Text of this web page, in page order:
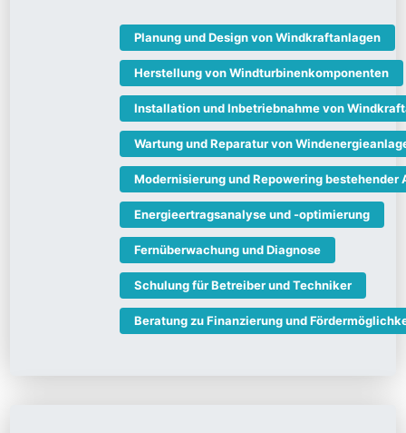
Planung und Design von Windkraftanlagen
Herstellung von Windturbinenkomponenten
Installation und Inbetriebnahme von
Wartung und Reparatur von
Modernisierung und Repowering bestehender
Energieertragsanalyse und -optimierung
Fernüberwachung und Diagnose
Schulung für Betreiber und Techniker
Beratung zu Finanzierung und